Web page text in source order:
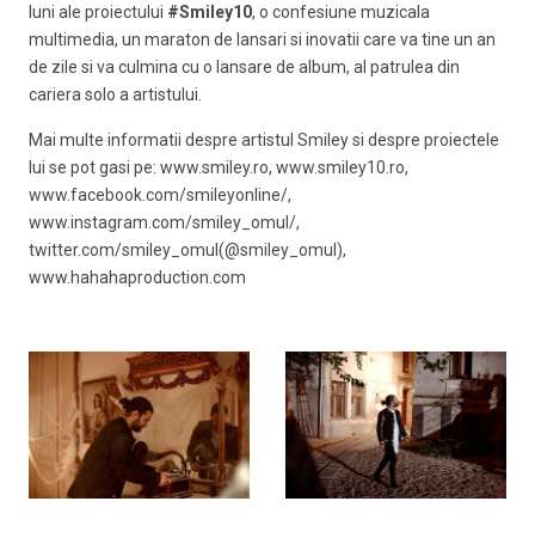
luni ale proiectului #Smiley10, o confesiune muzicala
multimedia, un maraton de lansari si inovatii care va tine un an
de zile si va culmina cu o lansare de album, al patrulea din
cariera solo a artistului.
Mai multe informatii despre artistul Smiley si despre proiectele
lui se pot gasi pe: www.smiley.ro, www.smiley10.ro,
www.facebook.com/smileyonline/,
www.instagram.com/smiley_omul/,
twitter.com/smiley_omul(@smiley_omul),
www.hahahaproduction.com